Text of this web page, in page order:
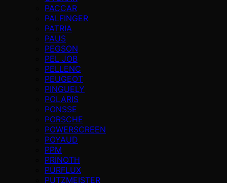
PACCAR
PALFINGER
PATRIA
PAUS
PEGSON
PEL JOB
PELLENC
PEUGEOT
PINGUELY
POLARIS
PONSSE
PORSCHE
POWERSCREEN
POYAUD
PPM
PRINOTH
PURFLUX
PUTZMEISTER